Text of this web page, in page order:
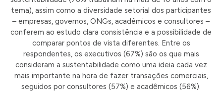
tema), assim como a diversidade setorial dos participantes
– empresas, governos, ONGs, acadêmicos e consultores –
conferem ao estudo clara consistência e a possibilidade de
comparar pontos de vista diferentes. Entre os
respondentes, os executivos (67%) são os que mais
consideram a sustentabilidade como uma ideia cada vez
mais importante na hora de fazer transações comerciais,
seguidos por consultores (57%) e acadêmicos (56%).